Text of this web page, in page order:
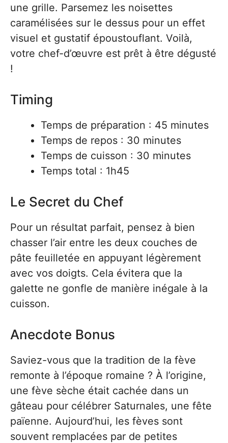
une grille. Parsemez les noisettes
caramélisées sur le dessus pour un effet
visuel et gustatif époustouflant. Voilà,
votre chef-d’œuvre est prêt à être dégusté
!
Timing
Temps de préparation : 45 minutes
Temps de repos : 30 minutes
Temps de cuisson : 30 minutes
Temps total : 1h45
Le Secret du Chef
Pour un résultat parfait, pensez à bien
chasser l’air entre les deux couches de
pâte feuilletée en appuyant légèrement
avec vos doigts. Cela évitera que la
galette ne gonfle de manière inégale à la
cuisson.
Anecdote Bonus
Saviez-vous que la tradition de la fève
remonte à l’époque romaine ? À l’origine,
une fève sèche était cachée dans un
gâteau pour célébrer Saturnales, une fête
païenne. Aujourd’hui, les fèves sont
souvent remplacées par de petites